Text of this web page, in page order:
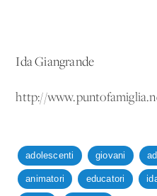
Ida Giangrande
http://
adolescenti giovani
animatori educatori